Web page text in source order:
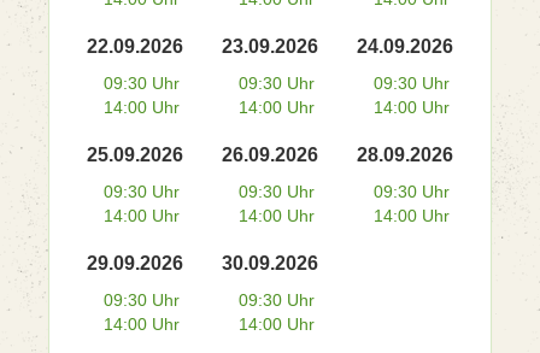
22.09.2026
09:30 Uhr
14:00 Uhr
23.09.2026
09:30 Uhr
14:00 Uhr
24.09.2026
09:30 Uhr
14:00 Uhr
25.09.2026
09:30 Uhr
14:00 Uhr
26.09.2026
09:30 Uhr
14:00 Uhr
28.09.2026
09:30 Uhr
14:00 Uhr
29.09.2026
09:30 Uhr
14:00 Uhr
30.09.2026
09:30 Uhr
14:00 Uhr